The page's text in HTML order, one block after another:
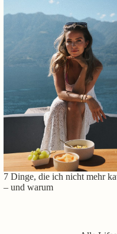
7 Dinge, die ich nicht mehr
– und warum